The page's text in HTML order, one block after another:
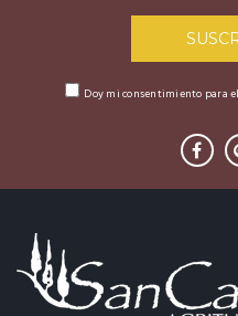
Doy mi consentimiento para